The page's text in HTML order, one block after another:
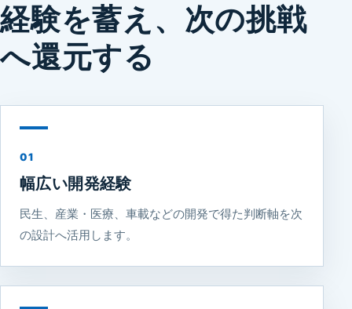
経験を蓄え、次の挑戦
へ還元する
01
幅広い開発経験
民生、産業・医療、車載などの開発で得た判断軸を次
の設計へ活用します。